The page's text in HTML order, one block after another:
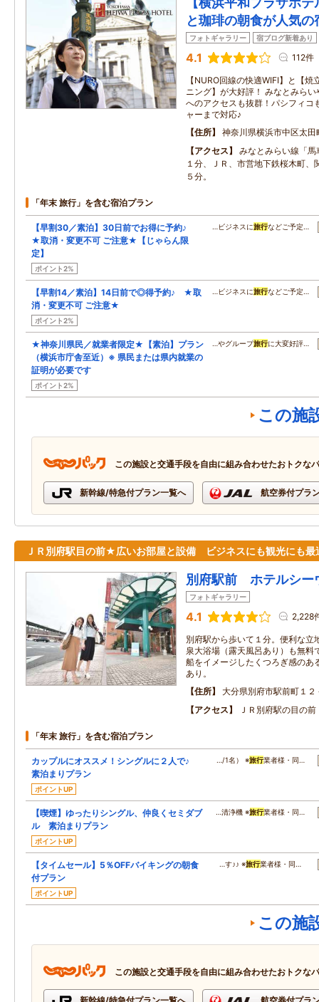
と珈琲の朝食が人気の
フォトギャラリー 宿ブログ新着あり
4.1 112件
【NURO回線の快適WIFI】と【
ニング】が大好評！ みなとみら
へのアクセスも抜群！パシフィコ
ャーまで対応♪
住所
神奈川県横浜市中区太
アクセス
みなとみらい線「
１分、ＪＲ、市営地下鉄桜木町、
５分。
「年末 旅行」を含む宿泊プラン
【早割30／素泊】30日前でお得に予約♪
★取消・変更不可 ご注意★【じゃらん限
定】
ポイント2%
…ビジネスに旅行などご予定…
【早割14／素泊】14日前で◎得予約♪ ★取
消・変更不可 ご注意★
ポイント2%
…ビジネスに旅行などご予定…
★神奈川県民／就業者限定★【素泊】プラン
（横浜市庁舎至近）※ 県民または県内就業の
証明が必要です
ポイント2%
…やグループ旅行に大変好評…
この施
この施設と交通手段を自由に組み合わせたおトクな
新幹線/特急付プラン一覧へ 航空券付プラ
ＪＲ別府駅目の前★広いお部屋と設備 ビジネスにも観光にも最
別府駅前 ホテルシー
フォトギャラリー
4.1 2,228
別府駅から歩いて１分。便利な立
泉大浴場（露天風呂あり）も無料
船をイメージしたくつろぎ感のあ
あり。
住所
大分県別府市駅前町１２
アクセス
ＪＲ別府駅の目の前
「年末 旅行」を含む宿泊プラン
カップルにオススメ！シングルに２人で♪
素泊まりプラン
ポイントUP
…/1名） ※旅行業者様・同…
【喫煙】ゆったりシングル、仲良くセミダブ
ル 素泊まりプラン
ポイントUP
…清浄機 ※旅行業者様・同…
【タイムセール】5％OFFバイキングの朝食
付プラン
ポイントUP
…す♪♪ ※旅行業者様・同…
この施
この施設と交通手段を自由に組み合わせたおトクな